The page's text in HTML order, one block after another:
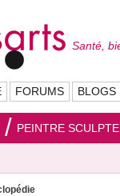
Santé,
FORUMS BLOGS
PEINTRE